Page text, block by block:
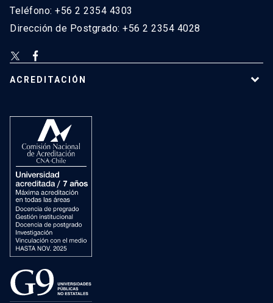
Teléfono: +56 2 2354 4303
Dirección de Postgrado: +56 2 2354 4028
ACREDITACIÓN